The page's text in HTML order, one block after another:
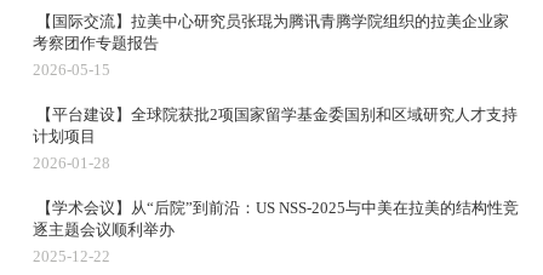
【国际交流】拉美中心研究员张琨为腾讯青腾学院组织的拉美企业家
考察团作专题报告
2026-05-15
【平台建设】全球院获批2项国家留学基金委国别和区域研究人才支持
计划项目
2026-01-28
【学术会议】从“后院”到前沿：US NSS-2025与中美在拉美的结构性竞
逐主题会议顺利举办
2025-12-22